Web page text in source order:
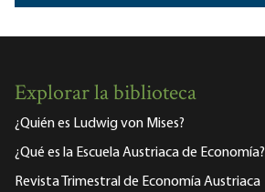
Explorar la biblioteca
¿Quién es Ludwig von Mises?
¿Qué es la Escuela Austriaca de Economía?
Revista Trimestral de Economía Austriaca